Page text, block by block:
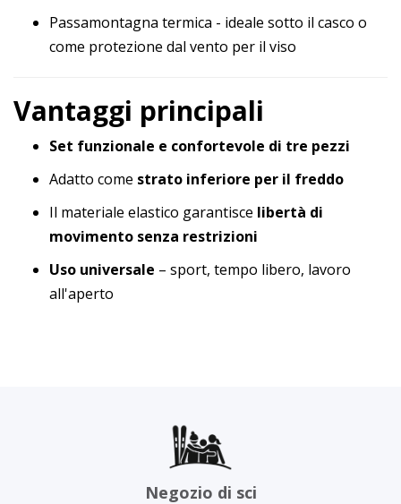
Passamontagna termica - ideale sotto il casco o
come protezione dal vento per il viso
Vantaggi principali
Set funzionale e confortevole di tre pezzi
Adatto come strato inferiore per il freddo
Il materiale elastico garantisce libertà di
movimento senza restrizioni
Uso universale – sport, tempo libero, lavoro
all'aperto
Negozio di sci